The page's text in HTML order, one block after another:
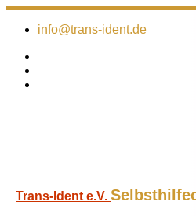
Zum
Inhalt
info@trans-ident.de
Trans-Ident e.V.